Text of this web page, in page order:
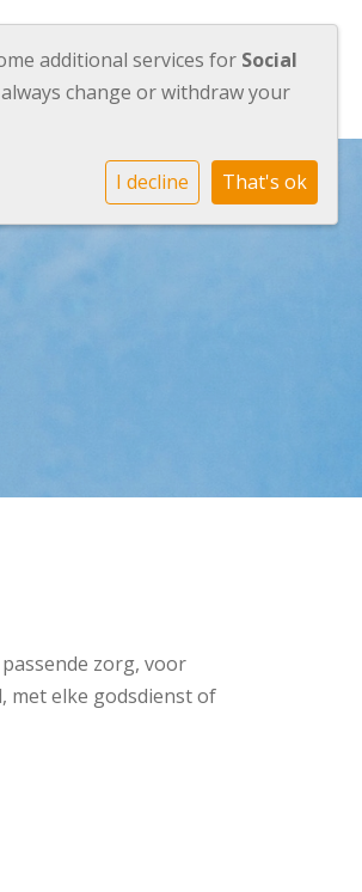
Contact
zorg, voor
met elke godsdienst of
additional services for Social
always change or withdraw your
I decline That's ok